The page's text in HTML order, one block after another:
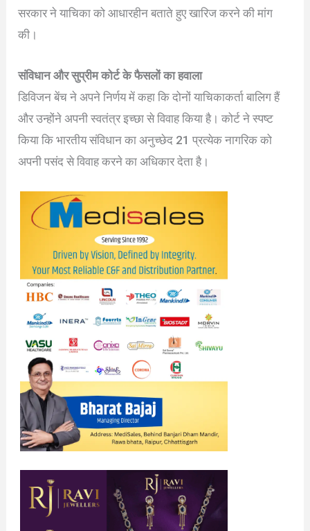
सरकार ने याचिका को आधारहीन बताते हुए खारिज करने की मांग
की।
संविधान और सुप्रीम कोर्ट के फैसलों का हवाला
डिविजन बेंच ने अपने निर्णय में कहा कि दोनों याचिकाकर्ता बालिग हैं
और उन्होंने अपनी स्वतंत्र इच्छा से विवाह किया है। कोर्ट ने स्पष्ट
किया कि भारतीय संविधान का अनुच्छेद 21 प्रत्येक नागरिक को
अपनी पसंद से विवाह करने का अधिकार देता है।